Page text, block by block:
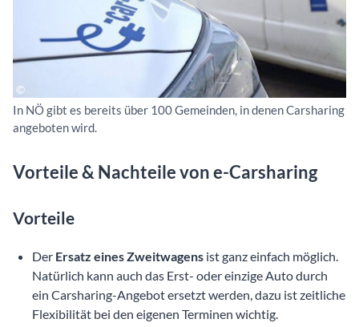
In NÖ gibt es bereits über 100 Gemeinden, in denen Carsharing
angeboten wird.
Vorteile & Nachteile von e-Carsharing
Vorteile
Der Ersatz eines Zweitwagens ist ganz einfach möglich.
Natürlich kann auch das Erst- oder einzige Auto durch
ein Carsharing-Angebot ersetzt werden, dazu ist zeitliche
Flexibilität bei den eigenen Terminen wichtig.